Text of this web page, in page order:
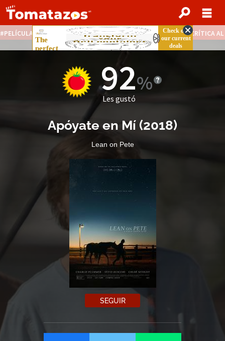
PELÍCULAS STREAMING GRATIS NOTICIAS DESTACADAS CRÍTICA
92
Les gustó
Apóyate en Mí (2018)
Lean on Pete
SEGUIR